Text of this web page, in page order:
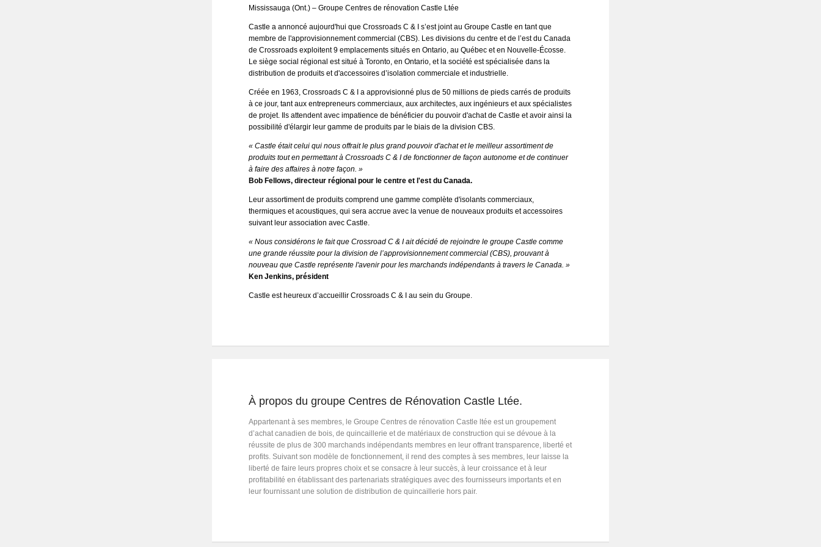
Mississauga (Ont.) – Groupe Centres de rénovation Castle Ltée
Castle a annoncé aujourd'hui que Crossroads C & I s’est joint au Groupe Castle en tant que
membre de l'approvisionnement commercial (CBS). Les divisions du centre et de l’est du Canada
de Crossroads exploitent 9 emplacements situés en Ontario, au Québec et en Nouvelle-Écosse.
Le siège social régional est situé à Toronto, en Ontario, et la société est spécialisée dans la
distribution de produits et d'accessoires d’isolation commerciale et industrielle.
Créée en 1963, Crossroads C & I a approvisionné plus de 50 millions de pieds carrés de produits
à ce jour, tant aux entrepreneurs commerciaux, aux architectes, aux ingénieurs et aux spécialistes
de projet. Ils attendent avec impatience de bénéficier du pouvoir d'achat de Castle et avoir ainsi la
possibilité d'élargir leur gamme de produits par le biais de la division CBS.
« Castle était celui qui nous offrait le plus grand pouvoir d'achat et le meilleur assortiment de
produits tout en permettant à Crossroads C & I de fonctionner de façon autonome et de continuer
à faire des affaires à notre façon. »
Bob Fellows, directeur régional pour le centre et l'est du Canada.
Leur assortiment de produits comprend une gamme complète d'isolants commerciaux,
thermiques et acoustiques, qui sera accrue avec la venue de nouveaux produits et accessoires
suivant leur association avec Castle.
« Nous considérons le fait que Crossroad C & I ait décidé de rejoindre le groupe Castle comme
une grande réussite pour la division de l’approvisionnement commercial (CBS), prouvant à
nouveau que Castle représente l'avenir pour les marchands indépendants à travers le Canada. »
Ken Jenkins, président
Castle est heureux d’accueillir Crossroads C & I au sein du Groupe.
À propos du groupe Centres de Rénovation Castle Ltée.
Appartenant à ses membres, le Groupe Centres de rénovation Castle ltée est un groupement
d’achat canadien de bois, de quincaillerie et de matériaux de construction qui se dévoue à la
réussite de plus de 300 marchands indépendants membres en leur offrant transparence, liberté et
profits. Suivant son modèle de fonctionnement, il rend des comptes à ses membres, leur laisse la
liberté de faire leurs propres choix et se consacre à leur succès, à leur croissance et à leur
profitabilité en établissant des partenariats stratégiques avec des fournisseurs importants et en
leur fournissant une solution de distribution de quincaillerie hors pair.